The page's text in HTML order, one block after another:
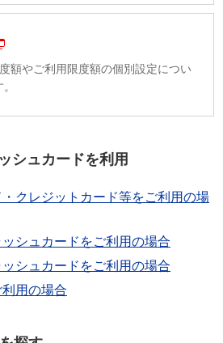
額やご利用限度額の個別設定につい
シュカードを利用
クレジットカード等をご利用の場
シュカードをご利用の場合
シュカードをご利用の場合
用の場合